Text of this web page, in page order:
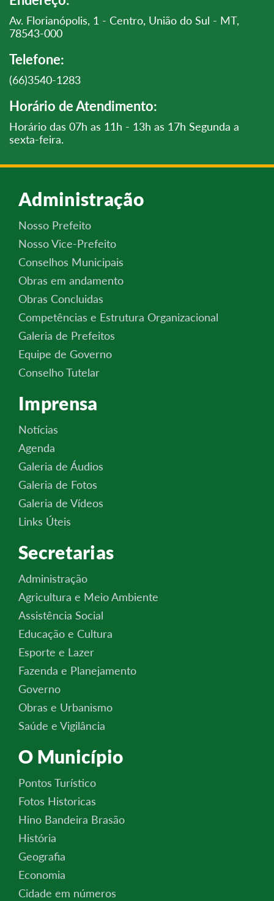
Av. Florianópolis, 1 - Centro, União do Sul - MT,
78543-000
Telefone:
(66)3540-1283
Horário de Atendimento:
Horário das 07h as 11h - 13h as 17h Segunda a
sexta-feira.
Administração
Nosso Prefeito
Nosso Vice-Prefeito
Conselhos Municipais
Obras em andamento
Obras Concluidas
Competências e Estrutura Organizacional
Galeria de Prefeitos
Equipe de Governo
Conselho Tutelar
Imprensa
Notícias
Agenda
Galeria de Áudios
Galeria de Fotos
Galeria de Vídeos
Links Úteis
Secretarias
Administração
Agricultura e Meio Ambiente
Assistência Social
Educação e Cultura
Esporte e Lazer
Fazenda e Planejamento
Governo
Obras e Urbanismo
Saúde e Vigilância
O Município
Pontos Turístico
Fotos Historicas
Hino Bandeira Brasão
História
Geografia
Economia
Cidade em números